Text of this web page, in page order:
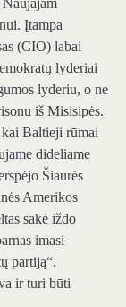
Įtampa
(CIO) labai
lyderiai
lyderiu, o ne
iš Misisipės.
Baltieji rūmai
dideliame
Šiaurės
Amerikos
sakė iždo
imasi
partiją“.
ir turi būti